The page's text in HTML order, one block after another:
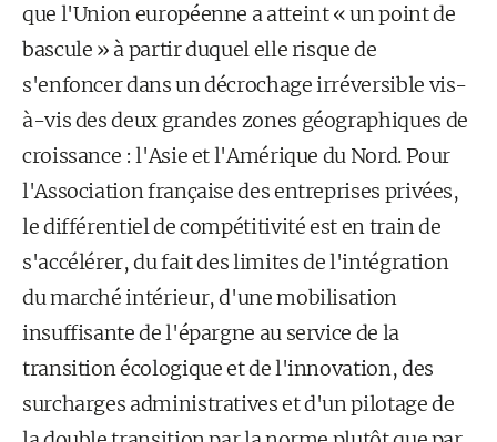
que l'Union européenne a atteint « un point de
bascule » à partir duquel elle risque de
s'enfoncer dans un décrochage irréversible vis-
à-vis des deux grandes zones géographiques de
croissance : l'Asie et l'Amérique du Nord. Pour
l'Association française des entreprises privées,
le différentiel de compétitivité est en train de
s'accélérer, du fait des limites de l'intégration
du marché intérieur, d'une mobilisation
insuffisante de l'épargne au service de la
transition écologique et de l'innovation, des
surcharges administratives et d'un pilotage de